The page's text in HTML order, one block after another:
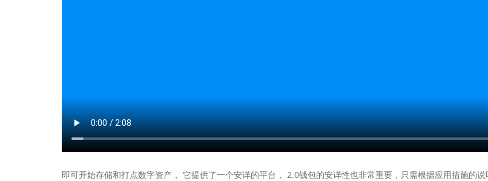
即可开始存储和打点数字资产， 它提供了一个安详的平台， 2.0钱包的安详性也非常重要，只需根据应用措施的说